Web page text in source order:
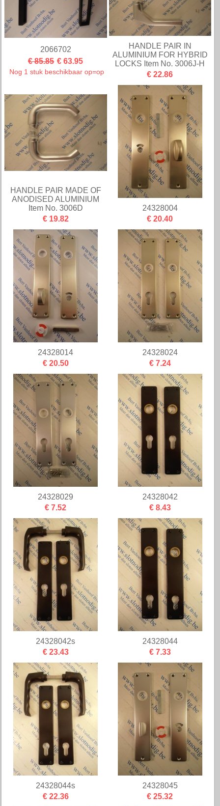
2066702
€ 85.85 € 63.95
Nog 1 stuk beschikbaar op=op
HANDLE PAIR IN
ALUMINIUM FOR HYBRID
LOCKS Item No. 3006J-H
€ 22.86
HANDLE PAIR MADE OF
ANODISED ALUMINIUM
Item No. 3006D
€ 19.82
24328004
€ 20.40
24328014
€ 20.50
24328024
€ 7.24
24328029
€ 7.52
24328042
€ 8.43
24328042s
€ 23.43
24328044
€ 7.33
24328044s
€ 22.36
24328045
€ 25.32